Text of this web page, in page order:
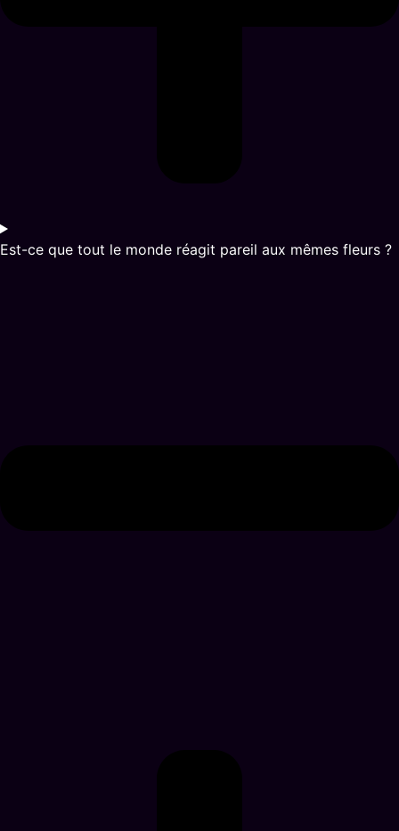
Est-ce que tout le monde réagit pareil aux mêmes fleurs ?